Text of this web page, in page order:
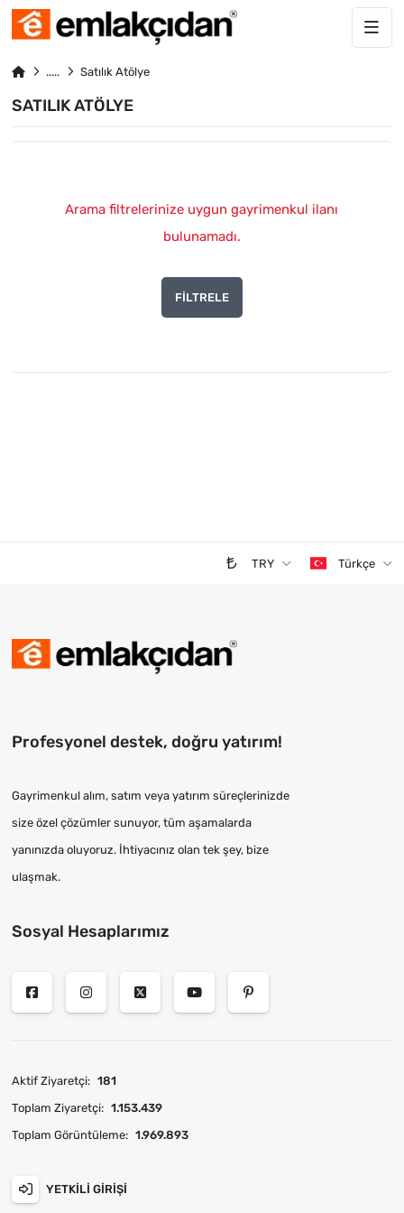
Satılık Atölye
SATILIK ATÖLYE
Arama filtrelerinize uygun gayrimenkul ilanı
bulunamadı.
FILTRELE
TRY Türkçe
Profesyonel destek, doğru yatırım!
Gayrimenkul alım, satım veya yatırım süreçlerinizde
size özel çözümler sunuyor, tüm aşamalarda
yanınızda oluyoruz. İhtiyacınız olan tek şey, bize
ulaşmak.
Sosyal Hesaplarımız
Aktif Ziyaretçi: 181
Toplam Ziyaretçi: 1.153.439
Toplam Görüntüleme: 1.969.893
YETKILI GIRIŞI